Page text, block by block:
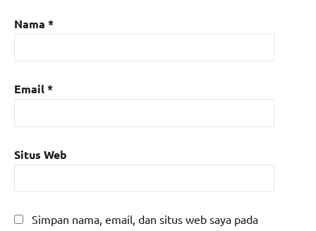
Nama *
Email*
Situs Web
Simpan nama, email, dan situs web saya pada